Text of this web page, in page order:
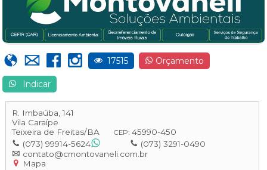
17515 Orçamento
Indicar
R. Imbaúba, 141
Vila Caraípe
Teixeira de Freitas/BA CEP: 45990-450
(073) 99914-5624
(073) 3291-0490
contato@cmontovaneli.com.br
Mapa